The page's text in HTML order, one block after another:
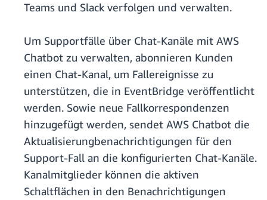
Teams und Slack verfolgen und verwalten.
Um Supportfälle über Chat-Kanäle mit AWS
Chatbot zu verwalten, abonnieren Kunden
einen Chat-Kanal, um Fallereignisse zu
unterstützen, die in EventBridge veröffentlicht
werden. Sowie neue Fallkorrespondenzen
hinzugefügt werden, sendet AWS Chatbot die
Aktualisierungbenachrichtigungen für den
Support-Fall an die konfigurierten Chat-Kanäle.
Kanalmitglieder können die aktiven
Schaltflächen in den Benachrichtigungen